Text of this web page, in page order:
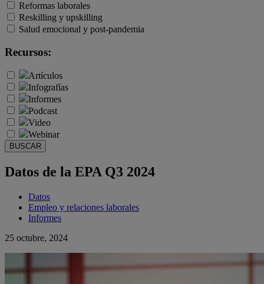
Reformas laborales
Reskilling y upskilling
Salud emocional y post-pandemia
Recursos:
Artículos
Infografías
Informes
Podcast
Video
Webinar
BUSCAR
Datos de la EPA Q3 2024
Datos
Empleo y relaciones laborales
Informes
25 octubre, 2024